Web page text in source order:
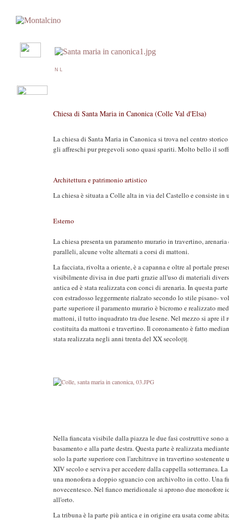
N L
Chiesa di Santa Maria in Canonica (Colle Val d'Elsa)
La chiesa di Santa Maria in Canonica si trova nel centro
gli affreschi pur pregevoli sono quasi spariti. Molto bello il
Architettura e patrimonio artistico
La chiesa è situata a Colle alta in via del Castello e consiste
Esterno
La chiesa presenta un paramento murario in travertino,
paralleli, alcune volte alternati a corsi di mattoni.
La facciata, rivolta a oriente, è a capanna e oltre al portale
visibilmente divisa in due parti grazie all'uso di materiali
antica ed è stata realizzata con conci di arenaria. In questa
con estradosso leggermente rialzato secondo lo stile pisano-
parte superiore il paramento murario è bicromo e realizzato
mattoni, il tutto inquadrato tra due lesene. Nel mezzo si apre il
costituita da mattoni e travertino. Il coronamento è fatto
stata realizzata negli anni trenta del XX secolo [9].
Nella fiancata visibile dalla piazza le due fasi costruttive
basamento e alla parte destra. Questa parte è realizzata
solo la parte superiore con l'architrave in travertino
XIV secolo e serviva per accedere dalla cappella sotterranea.
una monofora a doppio sguancio con archivolto in cotto. Una
novecentesco. Nel fianco meridionale si aprono due monofore
all'orto.
La tribuna è la parte più antica e in origine era usata come